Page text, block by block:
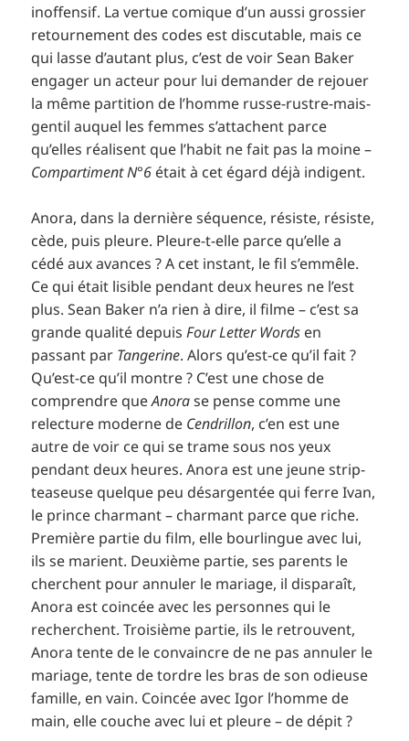
inoffensif. La vertue comique d’un aussi grossier
retournement des codes est discutable, mais ce
qui lasse d’autant plus, c’est de voir Sean Baker
engager un acteur pour lui demander de rejouer
la même partition de l’homme russe-rustre-mais-
gentil auquel les femmes s’attachent parce
qu’elles réalisent que l’habit ne fait pas la moine –
Compartiment N°6 était à cet égard déjà indigent.
Anora, dans la dernière séquence, résiste, résiste,
cède, puis pleure. Pleure-t-elle parce qu’elle a
cédé aux avances ? A cet instant, le fil s’emmêle.
Ce qui était lisible pendant deux heures ne l’est
plus. Sean Baker n’a rien à dire, il filme – c’est sa
grande qualité depuisFour Letter Words en
passant par Tangerine. Alors qu’est-ce qu’il fait ?
Qu’est-ce qu’il montre ? C’est une chose de
comprendre queAnorase pense comme une
relecture moderne de Cendrillon, c’en est une
autre de voir ce qui se trame sous nos yeux
pendant deux heures. Anora est une jeune strip-
teaseuse quelque peu désargentée qui ferre Ivan,
le prince charmant – charmant parce que riche.
Première partie du film, elle bourlingue avec lui,
ils se marient. Deuxième partie, ses parents le
cherchent pour annuler le mariage, il disparaît,
Anora est coincée avec les personnes qui le
recherchent. Troisième partie, ils le retrouvent,
Anora tente de le convaincre de ne pas annuler le
mariage, tente de tordre les bras de son odieuse
famille, en vain. Coincée avec Igor l’homme de
main, elle couche avec lui et pleure – de dépit ?